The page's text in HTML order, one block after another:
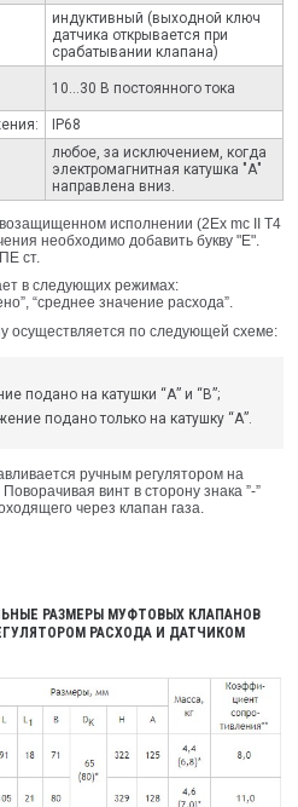
индуктивный (выходной ключ
датчика открывается при
срабатывании клапана)
10...30 В постоянного тока
IP68
любое, за исключением, когда
электромагнитная катушка "А"
направлена вниз.
исполнении (2Ex mc II T4
необходимо добавить букву "Е".
ст.
в следующих режимах:
“среднее значение расхода”.
осуществляется по следующей схеме:
подано на катушки “А” и “В”;
подано только на катушку “А”.
ручным регулятором на
винт в сторону знака ”-”
через клапан газа.
РАЗМЕРЫ МУФТОВЫХ КЛАПАНОВ
РАСХОДА И ДАТЧИКОМ